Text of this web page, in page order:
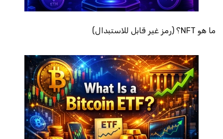
ما هو NFT؟ (رمز غير قابل للاستبدال)